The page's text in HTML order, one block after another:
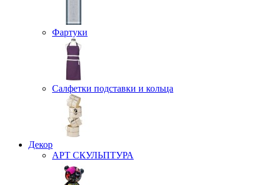
Фартуки
Салфетки подставки и кольца
Декор
АРТ СКУЛЬПТУРА